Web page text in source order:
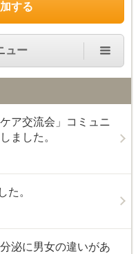
する
ュー
ケア交流会」コミュニ
ました。
た。
泌に男女の違いがあ